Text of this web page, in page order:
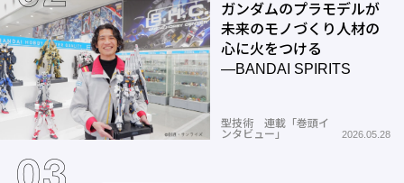
ガンダムのプラモデルが
未来のモノづくり人材の
心に火をつける
―BANDAI SPIRITS
型技術 連載「巻頭イ
ンタビュー」
2026.05.28